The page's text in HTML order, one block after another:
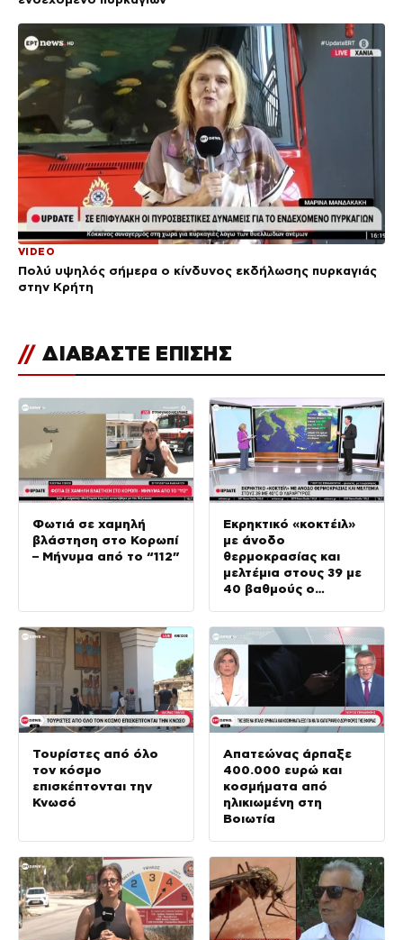
VIDEO
Πολύ υψηλός σήμερα ο κίνδυνος εκδήλωσης πυρκαγιάς
στην Κρήτη
// ΔΙΑΒΑΣΤΕ ΕΠΙΣΗΣ
Φωτιά σε χαμηλή
βλάστηση στο Κορωπί
– Μήνυμα από το “112”
Εκρηκτικό «κοκτέιλ»
με άνοδο
θερμοκρασίας και
μελτέμια στους 39 με
40 βαθμούς ο
Τουρίστες από όλο
τον κόσμο
επισκέπτονται την
Κνωσό
Απατεώνας άρπαξε
400.000 ευρώ και
κοσμήματα από
ηλικιωμένη στη
Βοιωτία